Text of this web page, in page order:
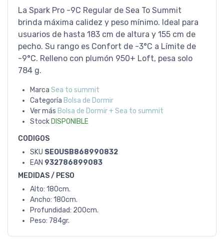
La Spark Pro -9C Regular de Sea To Summit
brinda máxima calidez y peso mínimo. Ideal para
usuarios de hasta 183 cm de altura y 155 cm de
pecho. Su rango es Confort de -3°C a Límite de
-9°C. Relleno con plumón 950+ Loft, pesa solo
784 g.
Marca Sea to summit
Categoría Bolsa de Dormir
Ver más Bolsa de Dormir + Sea to summit
Stock DISPONIBLE
CODIGOS
SKU SEOUSB868990832
EAN 932786899083
MEDIDAS / PESO
Alto: 180cm.
Ancho: 180cm.
Profundidad: 200cm.
Peso: 784gr.